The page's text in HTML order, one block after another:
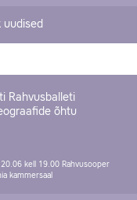
uudised
Rahvusballeti
õhtu
20.06 kell 19.00 Rahvusooper
kammersaal